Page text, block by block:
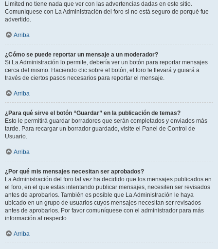
Limited no tiene nada que ver con las advertencias dadas en este sitio.
Comuníquese con La Administración del foro si no está seguro de porqué fue
advertido.
Arriba
¿Cómo se puede reportar un mensaje a un moderador?
Si La Administración lo permite, debería ver un botón para reportar mensajes
cerca del mismo. Haciendo clic sobre el botón, el foro le llevará y guiará a
través de ciertos pasos necesarios para reportar el mensaje.
Arriba
¿Para qué sirve el botón “Guardar” en la publicación de temas?
Esto le permitirá guardar borradores que serán completados y enviados más
tarde. Para recargar un borrador guardado, visite el Panel de Control de
Usuario.
Arriba
¿Por qué mis mensajes necesitan ser aprobados?
La Administración del foro tal vez ha decidido que los mensajes publicados en
el foro, en el que estas intentando publicar mensajes, necesiten ser revisados
antes de aprobarlos. También es posible que La Administración le haya
ubicado en un grupo de usuarios cuyos mensajes necesitan ser revisados
antes de aprobarlos. Por favor comuníquese con el administrador para más
información al respecto.
Arriba